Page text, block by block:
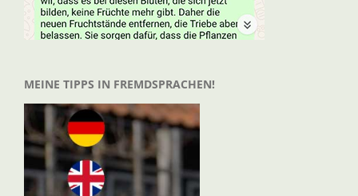
MEINE TIPPS IN FREMDSPRACHEN!